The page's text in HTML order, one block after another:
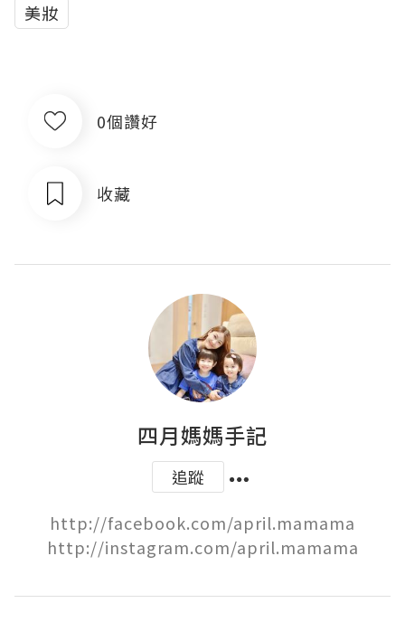
美妝
0個讚好
收藏
四月媽媽手記
追蹤
http://facebook.com/april.mamama
http://instagram.com/april.mamama